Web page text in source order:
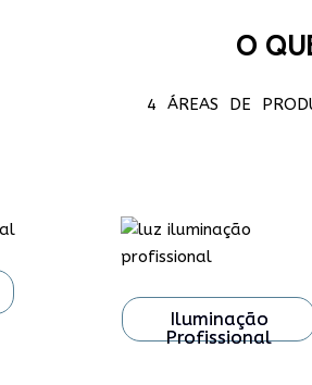
O
4 ÁREAS DE
Iluminação
Profissional